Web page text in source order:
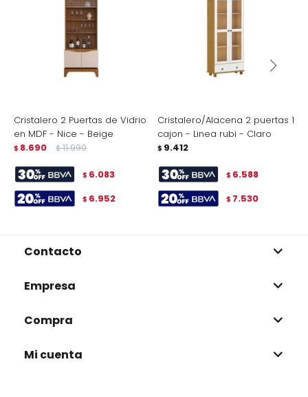
Cristalero 2 Puertas de Vidrio
en MDF - Nice - Beige
$ 8.690 $ 11.990
$ 6.083
$ 6.952
Cristalero/Alacena 2 puertas 1
cajon - Linea rubi - Claro
$ 9.412
$ 6.588
$ 7.530
Contacto
Empresa
Compra
Mi cuenta